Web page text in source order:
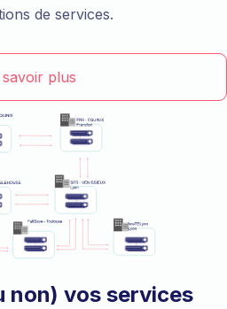
de services.
savoir plus
non) vos services